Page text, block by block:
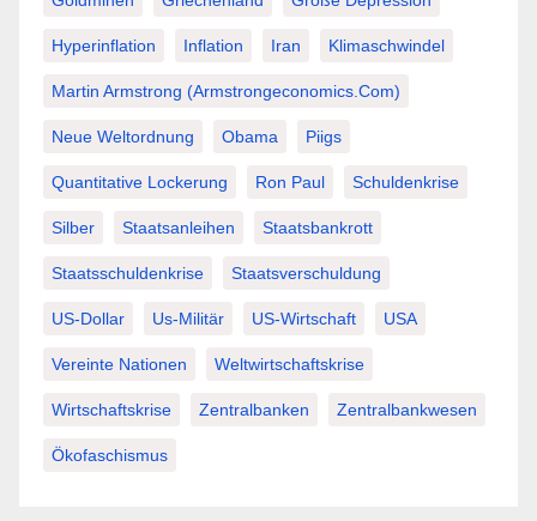
Hyperinflation Inflation Iran Klimaschwindel
Martin Armstrong (Armstrongeconomics.com)
Neue Weltordnung Obama Piigs
Quantitative Lockerung Ron Paul Schuldenkrise
Silber Staatsanleihen Staatsbankrott
Staatsschuldenkrise Staatsverschuldung
US-Dollar Us-Militär US-Wirtschaft USA
Vereinte Nationen Weltwirtschaftskrise
Wirtschaftskrise Zentralbanken Zentralbankwesen
Ökofaschismus